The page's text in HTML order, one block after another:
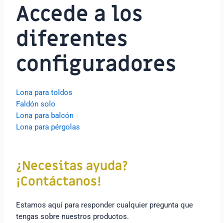
Accede a los
diferentes
configuradores
Lona para toldos
Faldón solo
Lona para balcón
Lona para pérgolas
¿Necesitas ayuda?
¡Contáctanos!
Estamos aquí para responder cualquier pregunta que
tengas sobre nuestros productos.